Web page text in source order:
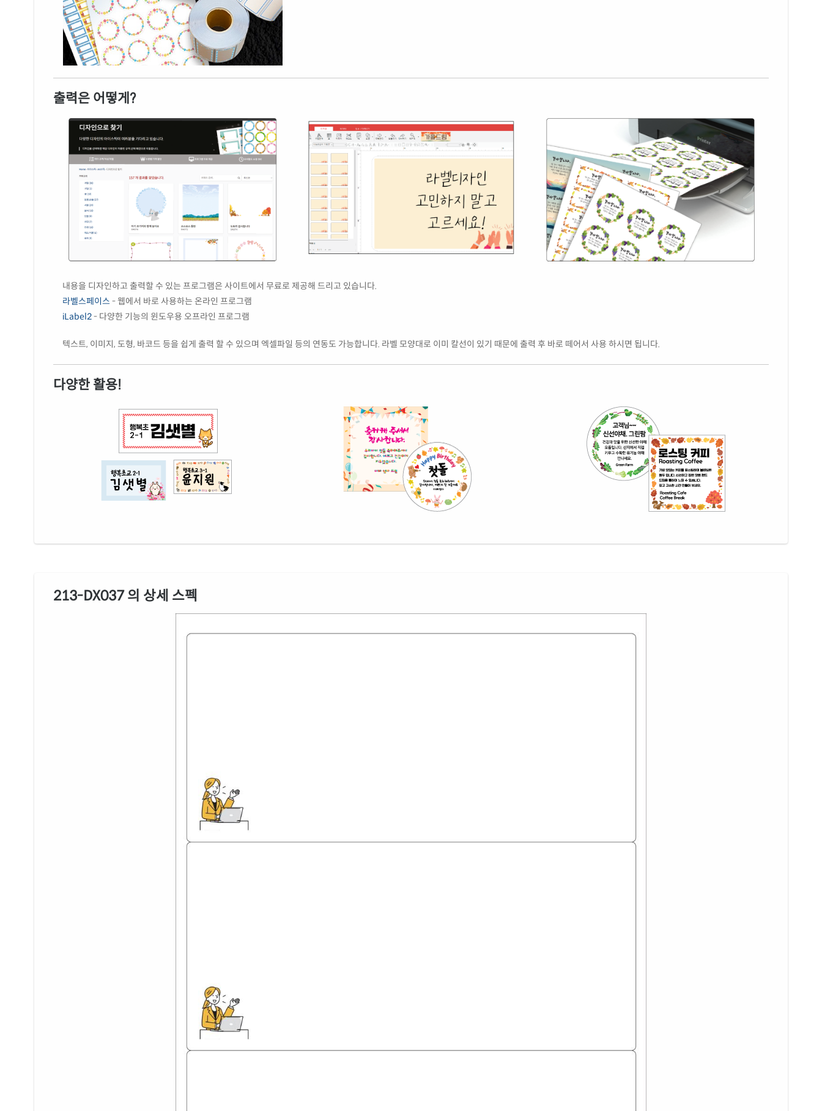
출력은 어떻게?
내용을 디자인하고 출력할 수 있는 프로그램은 사이트에서 무료로 제공해 드리고 있습니다.
라벨스페이스 - 웹에서 바로 사용하는 온라인 프로그램
iLabel2- 다양한 기능의 윈도우용 오프라인 프로그램
텍스트, 이미지, 도형, 바코드 등을 쉽게 출력 할 수 있으며 엑셀파일 등의 연동도 가능합니다. 라벨 모양대로 이미 칼선이 있기 때문에 출력 후 바로 떼어서 사용 하시면 됩니다.
다양한 활용!
213-DX037 의 상세 스펙